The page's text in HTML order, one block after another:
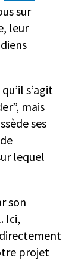
sur
leur
s’agit
mais
ses
lequel
son
Ici,
projet